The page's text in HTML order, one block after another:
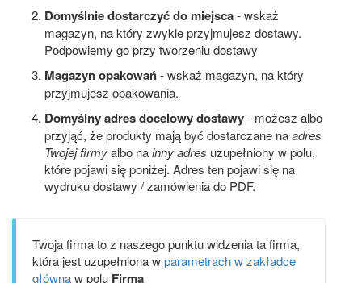
Domyślnie dostarczyć do miejsca- wskaż
magazyn, na który zwykle przyjmujesz dostawy.
Podpowiemy go przy tworzeniu dostawy
Magazyn opakowań- wskaż magazyn, na który
przyjmujesz opakowania.
Domyślny adres docelowy dostawy- możesz albo
przyjąć, że produkty mają być dostarczane naadres
Twojej firmyalbo nainny adres uzupełniony w polu,
które pojawi się poniżej. Adres ten pojawi się na
wydruku dostawy / zamówienia do PDF.
Twoja firma to z naszego punktu widzenia ta firma,
która jest uzupełniona wparametrach w zakładce
głównaw polu Firma